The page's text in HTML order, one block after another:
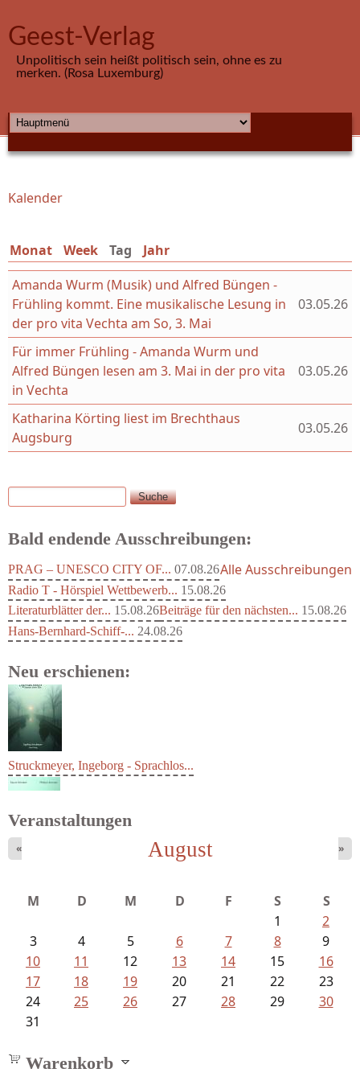
Geest-Verlag
Unpolitisch sein heißt politisch sein, ohne es zu
merken. (Rosa Luxemburg)
HAUPTMENÜ
Sie sind hier
Kalender
Monat Week Tag (aktiver Reiter)
Jahr
Amanda Wurm (Musik) und Alfred Büngen -
Frühling kommt. Eine musikalische Lesung in
der pro vita Vechta am So, 3. Mai
03.05.26
Für immer Frühling - Amanda Wurm und
Alfred Büngen lesen am 3. Mai in der pro vita
in Vechta
03.05.26
Katharina Körting liest im Brechthaus
Augsburg
03.05.26
Suchformular
Suche
Bald endende Ausschreibungen:
PRAG – UNESCO CITY OF... 07.08.26
Radio T - Hörspiel Wettbewerb... 15.08.26
Literaturblätter der... 15.08.26Beiträge für den nächsten... 15.08.26
Hans-Bernhard-Schiff-... 24.08.26
Alle Ausschreibungen
Neu erschienen:
Struckmeyer, Ingeborg - Sprachlos...
Veranstaltungen
August
« »
M D M D F S
S
1
2
3
4 5 6 7 8
9
10
11 12 13 14 15
16
17
18 19 20 21 22
23
24
25 26 27 28 29
30
31
Warenkorb